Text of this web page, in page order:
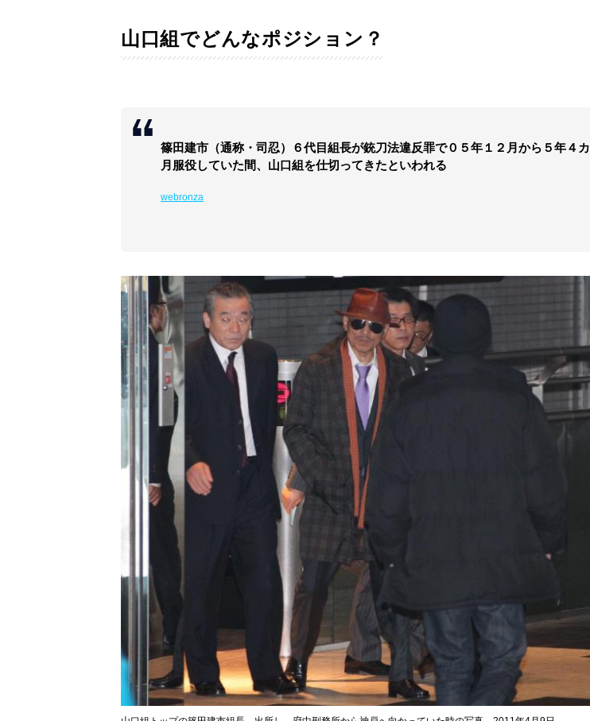
山口組でどんなポジション？
篠田建市（通称・司忍）６代目組長が銃刀法違反罪で０５年１２月から５年４カ
月服役していた間、山口組を仕切ってきたといわれる
webronza